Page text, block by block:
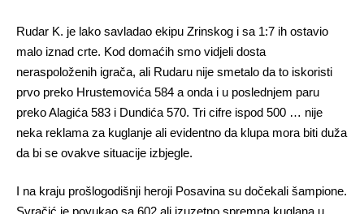
Rudar K. je lako savladao ekipu Zrinskog i sa 1:7 ih ostavio
malo iznad crte. Kod domaćih smo vidjeli dosta
neraspoloženih igrača, ali Rudaru nije smetalo da to iskoristi
prvo preko Hrustemovića 584 a onda i u poslednjem paru
preko Alagića 583 i Dundića 570. Tri cifre ispod 500 … nije
neka reklama za kuglanje ali evidentno da klupa mora biti duža
da bi se ovakve situacije izbjegle.
I na kraju prošlogodišnji heroji Posavina su dočekali šampione.
Svračić je povukao sa 602 ali izuzetno spremna kuglana u